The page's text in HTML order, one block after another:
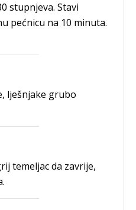
stupnjeva. Stavi
pećnicu na 10 minuta.
lješnjake grubo
temeljac da zavrije,